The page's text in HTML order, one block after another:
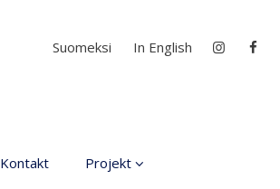
Välj ditt språk
Suomeksi In English
Kontakt Projekt